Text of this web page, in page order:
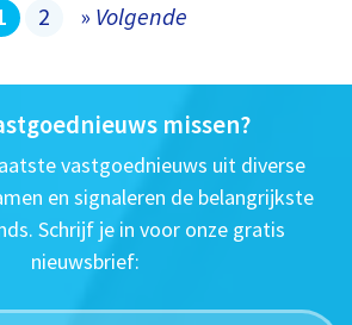
2 » Volgende
missen?
vastgoednieuws uit diverse
en signaleren de belangrijkste
Schrijf je in voor onze gratis
nieuwsbrief: